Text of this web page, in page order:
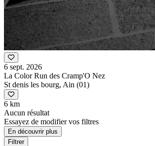
6 sept. 2026
La Color Run des Cramp'O Nez
St denis les bourg, Ain (01)
6 km
Aucun résultat
Essayez de modifier vos filtres
En découvrir plus
Filtrer